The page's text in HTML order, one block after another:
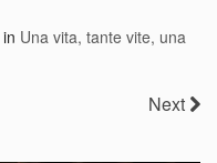
in Una vita, tante vite, una
Next